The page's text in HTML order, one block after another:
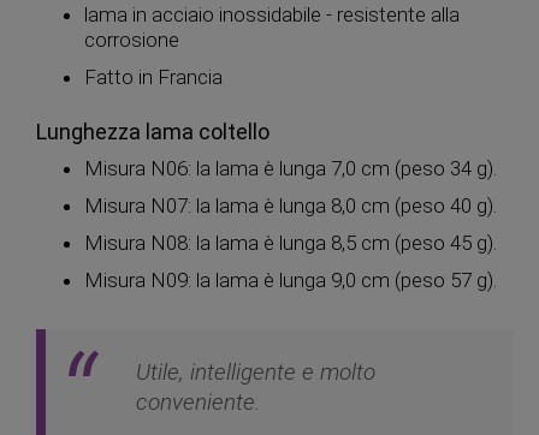
lama in acciaio inossidabile - resistente alla
corrosione
Fatto in Francia
Lunghezza lama coltello
Misura N06: la lama è lunga 7,0 cm (peso 34 g).
Misura N07: la lama è lunga 8,0 cm (peso 40 g).
Misura N08: la lama è lunga 8,5 cm (peso 45 g).
Misura N09: la lama è lunga 9,0 cm (peso 57 g).
Utile, intelligente e molto
conveniente.